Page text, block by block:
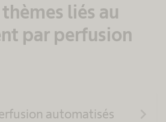
liés au
par perfusion
automatisés